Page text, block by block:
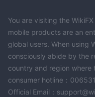
You are visiting the
mobile products are an
global users. When using
consciously abide by the
country and region where
consumer hotline：
Official Email：